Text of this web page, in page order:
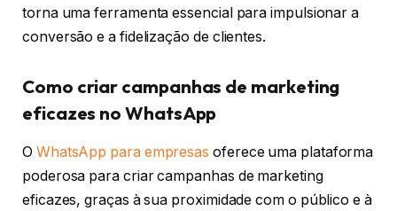
torna uma ferramenta essencial para impulsionar a
conversão e a fidelização de clientes.
Como criar campanhas de marketing
eficazes no WhatsApp
O WhatsApp para empresas oferece uma plataforma
poderosa para criar campanhas de marketing
eficazes, graças à sua proximidade com o público e à